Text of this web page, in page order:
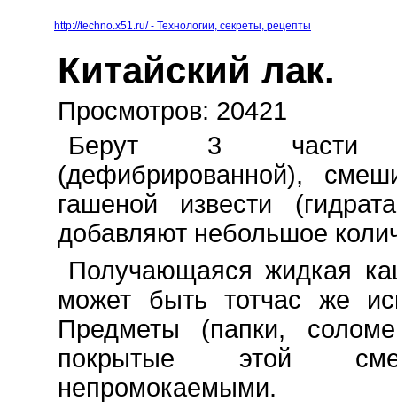
http://techno.x51.ru/ - Технологии, секреты, рецепты
Китайский лак.
Просмотров: 20421
Берут 3 части
(дефибрированной),
гашеной извести
добавляют небольшое
Получающаяся жидкая
может быть тотчас же
Предметы (папки,
покрытые этой
непромокаемыми.